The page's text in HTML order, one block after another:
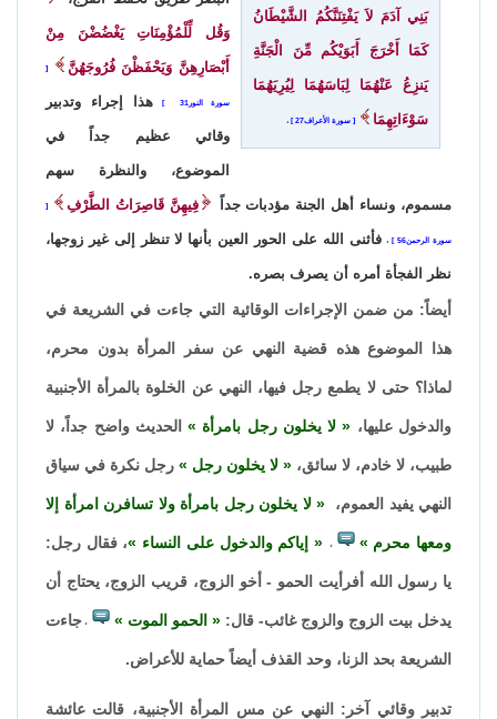
بَنِي آدَمَ لاَ يَفْتِنَنَّكُمُ الشَّيْطَانُ
كَمَا أَخْرَجَ أَبَوَيْكُم مِّنَ الْجَنَّةِ
يَنزِعُ عَنْهُمَا لِبَاسَهُمَا لِيُرِيَهُمَا
سَوْءَاتِهِمَا سورة الأعراف27 ،
وَقُل لِّلْمُؤْمِنَاتِ يَغْضُضْنَ مِنْ
أَبْصَارِهِنَّ وَيَحْفَظْنَ فُرُوجَهُنَّ
سورة النور31 هذا إجراء وتدبير
وقائي عظيم جداً في
الموضوع، والنظرة سهم
مسموم، ونساء أهل الجنة مؤدبات جداً فِيهِنَّ قَاصِرَاتُ الطَّرْفِ
سورة الرحمن56 ،فأثنى الله على الحور العين بأنها لا تنظر إلى غير زوجها،
نظر الفجأة أمره أن يصرف بصره.
أيضاً: من ضمن الإجراءات الوقائية التي جاءت في الشريعة في
هذا الموضوع هذه قضية النهي عن سفر المرأة بدون محرم،
لماذا؟ حتى لا يطمع رجل فيها، النهي عن الخلوة بالمرأة الأجنبية
والدخول عليها، لا يخلون رجل بامرأة الحديث واضح جداً، لا
طبيب، لا خادم، لا سائق، لا يخلون رجل رجل نكرة في سياق
النهي يفيد العموم، لا يخلون رجل بامرأة ولا تسافرن امرأة إلا
ومعها محرم ، إياكم والدخول على النساء ، فقال رجل:
يا رسول الله أفرأيت الحمو - أخو الزوج، قريب الزوج، يحتاج أن
يدخل بيت الزوج والزوج غائب- قال: الحمو الموت ، جاءت
الشريعة بحد الزنا، وحد القذف أيضاً حماية للأعراض.
تدبير وقائي آخر: النهي عن مس المرأة الأجنبية، قالت عائشة